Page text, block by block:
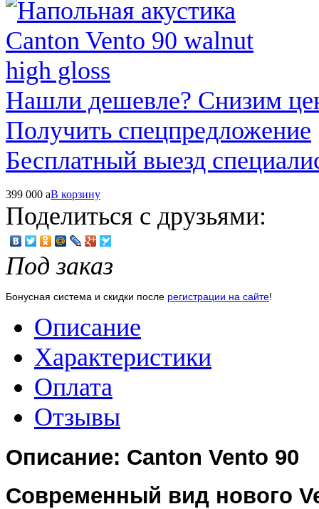
Нашли дешевле? Снизим
Получить спецпредложение
Бесплатный выезд
399 000 aВ корзину
Поделиться с друзьями:
Под заказ
Бонусная система и скидки после регистрации на сайте!
Описание
Характеристики
Оплата
Отзывы
Описание: Canton Vento 90
Современный вид нового